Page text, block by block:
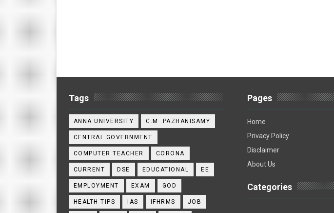
Tags
ANNA UNIVERSITY C.M .PAZHANISAMY
CENTRAL GOVERNMENT
COMPUTER TEACHER CORONA
CURRENT DSE EDUCATIONAL EE
EMPLOYMENT EXAM GOD
HEALTH TIPS IAS IFHRMS JOB
Pages
Home
Privacy Policy
Disclaimer
About Us
Categories